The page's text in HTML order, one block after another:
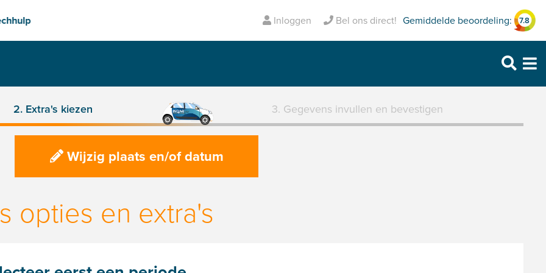
Transparante prijzen Volledig verzekerd Inclusief pechhulp
Inloggen
Bel ons direct!
Purmerend: 0299 – 469 999
Gemiddelde beoordeling: 7.8
2. Extra's kiezen 3. Gegevens invullen en bevestigen
Wijzig plaats en/of datum
opties en extra's